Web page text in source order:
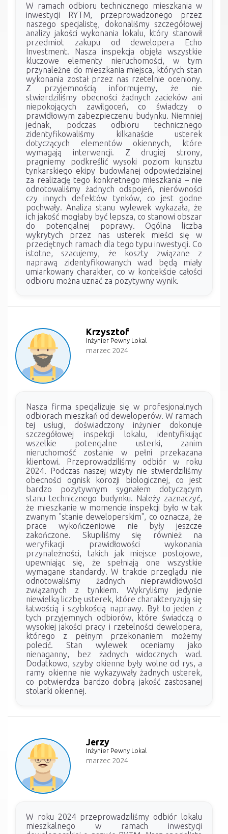
W ramach odbioru technicznego mieszkania w
inwestycji RYTM, przeprowadzonego przez
naszego specjalistę, dokonaliśmy szczegółowej
analizy jakości wykonania lokalu, który stanowił
przedmiot zakupu od dewelopera Echo
Investment. Nasza inspekcja objęła wszystkie
kluczowe elementy nieruchomości, w tym
przynależne do mieszkania miejsca, których stan
wykonania został przez nas rzetelnie oceniony.
Z przyjemnością informujemy, że nie
stwierdziliśmy obecności żadnych zacieków ani
niepokojących zawilgoceń, co świadczy o
prawidłowym zabezpieczeniu budynku. Niemniej
jednak, podczas odbioru technicznego
zidentyfikowaliśmy kilkanaście usterek
dotyczących elementów okiennych, które
wymagają interwencji. Z drugiej strony,
pragniemy podkreślić wysoki poziom kunsztu
tynkarskiego ekipy budowlanej odpowiedzialnej
za realizację tego konkretnego mieszkania – nie
odnotowaliśmy żadnych odspojeń, nierówności
czy innych defektów tynków, co jest godne
pochwały. Analiza stanu wylewek wykazała, że
ich jakość mogłaby być lepsza, co stanowi obszar
do potencjalnej poprawy. Ogólna liczba
wykrytych przez nas usterek mieści się w
przeciętnych ramach dla tego typu inwestycji. Co
istotne, szacujemy, że koszty związane z
naprawą zidentyfikowanych wad będą miały
umiarkowany charakter, co w kontekście całości
odbioru można uznać za pozytywny wynik.
Krzysztof
Inżynier Pewny Lokal
marzec 2024
Nasza firma specjalizuje się w profesjonalnych
odbiorach mieszkań od deweloperów. W ramach
tej usługi, doświadczony inżynier dokonuje
szczegółowej inspekcji lokalu, identyfikując
wszelkie potencjalne usterki, zanim
nieruchomość zostanie w pełni przekazana
klientowi. Przeprowadziliśmy odbiór w roku
2024. Podczas naszej wizyty nie stwierdziliśmy
obecności ognisk korozji biologicznej, co jest
bardzo pozytywnym sygnałem dotyczącym
stanu technicznego budynku. Należy zaznaczyć,
że mieszkanie w momencie inspekcji było w tak
zwanym "stanie deweloperskim", co oznacza, że
prace wykończeniowe nie były jeszcze
zakończone. Skupiliśmy się również na
weryfikacji prawidłowości wykonania
przynależności, takich jak miejsce postojowe,
upewniając się, że spełniają one wszystkie
wymagane standardy. W trakcie przeglądu nie
odnotowaliśmy żadnych nieprawidłowości
związanych z tynkiem. Wykryliśmy jedynie
niewielką liczbę usterek, które charakteryzują się
łatwością i szybkością naprawy. Był to jeden z
tych przyjemnych odbiorów, które świadczą o
wysokiej jakości pracy i rzetelności dewelopera,
którego z pełnym przekonaniem możemy
polecić. Stan wylewek oceniamy jako
nienaganny, bez żadnych widocznych wad.
Dodatkowo, szyby okienne były wolne od rys, a
ramy okienne nie wykazywały żadnych usterek,
co potwierdza bardzo dobrą jakość zastosanej
stolarki okiennej.
Jerzy
Inżynier Pewny Lokal
marzec 2024
W roku 2024 przeprowadziliśmy odbiór lokalu
mieszkalnego w ramach inwestycji